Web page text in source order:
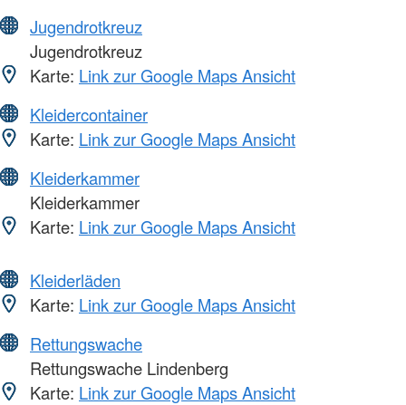
Jugendrotkreuz
Jugendrotkreuz
Karte: Link zur Google Maps Ansicht
Kleidercontainer
Karte: Link zur Google Maps Ansicht
Kleiderkammer
Kleiderkammer
Karte: Link zur Google Maps Ansicht
Kleiderläden
Karte: Link zur Google Maps Ansicht
Rettungswache
Rettungswache Lindenberg
Karte: Link zur Google Maps Ansicht